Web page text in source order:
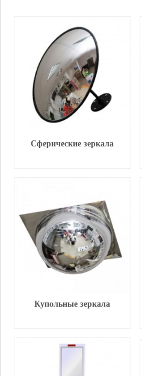
Сферические зеркала
Купольные зеркала